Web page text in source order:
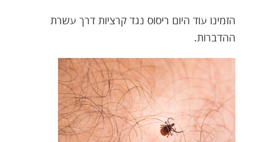
הזמינו עוד היום ריסוס נגד קרציות דרך עשרת
ההדברות.